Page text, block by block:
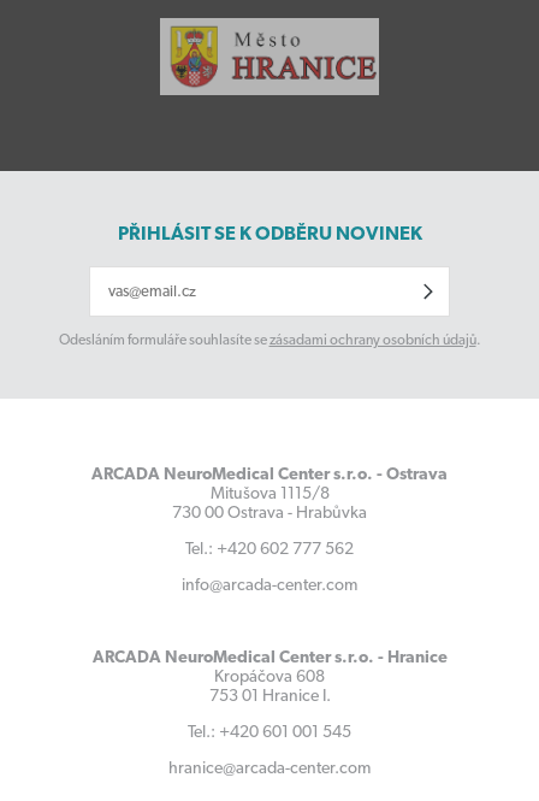
PŘIHLÁSIT SE K ODBĚRU NOVINEK
Odesláním formuláře souhlasíte sezásadami ochrany osobních údajů.
ARCADA NeuroMedical Center s.r.o. - Ostrava
Mitušova 1115/8
730 00 Ostrava - Hrabůvka
Tel.: +420 602 777 562
info@arcada-center.com
ARCADA NeuroMedical Center s.r.o. - Hranice
Kropáčova 608
753 01 Hranice I.
Tel.: +420 601 001 545
hranice@arcada-center.com